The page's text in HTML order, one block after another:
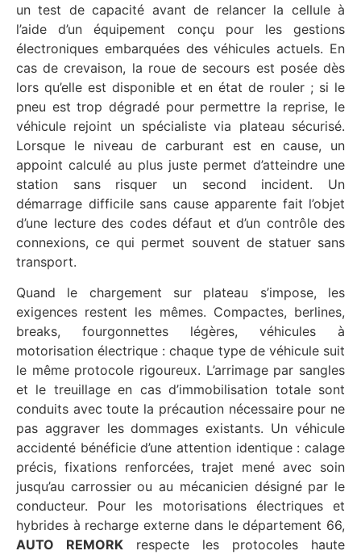
un test de capacité avant de relancer la cellule à
l’aide d’un équipement conçu pour les gestions
électroniques embarquées des véhicules actuels. En
cas de crevaison, la roue de secours est posée dès
lors qu’elle est disponible et en état de rouler ; si le
pneu est trop dégradé pour permettre la reprise, le
véhicule rejoint un spécialiste via plateau sécurisé.
Lorsque le niveau de carburant est en cause, un
appoint calculé au plus juste permet d’atteindre une
station sans risquer un second incident. Un
démarrage difficile sans cause apparente fait l’objet
d’une lecture des codes défaut et d’un contrôle des
connexions, ce qui permet souvent de statuer sans
transport.
Quand le chargement sur plateau s’impose, les
exigences restent les mêmes. Compactes, berlines,
breaks, fourgonnettes légères, véhicules à
motorisation électrique : chaque type de véhicule suit
le même protocole rigoureux. L’arrimage par sangles
et le treuillage en cas d’immobilisation totale sont
conduits avec toute la précaution nécessaire pour ne
pas aggraver les dommages existants. Un véhicule
accidenté bénéficie d’une attention identique : calage
précis, fixations renforcées, trajet mené avec soin
jusqu’au carrossier ou au mécanicien désigné par le
conducteur. Pour les motorisations électriques et
hybrides à recharge externe dans le département 66,
AUTO REMORK respecte les protocoles haute